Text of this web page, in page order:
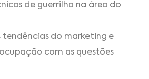
de guerrilha na área do
tendências do marketing e
com as questões